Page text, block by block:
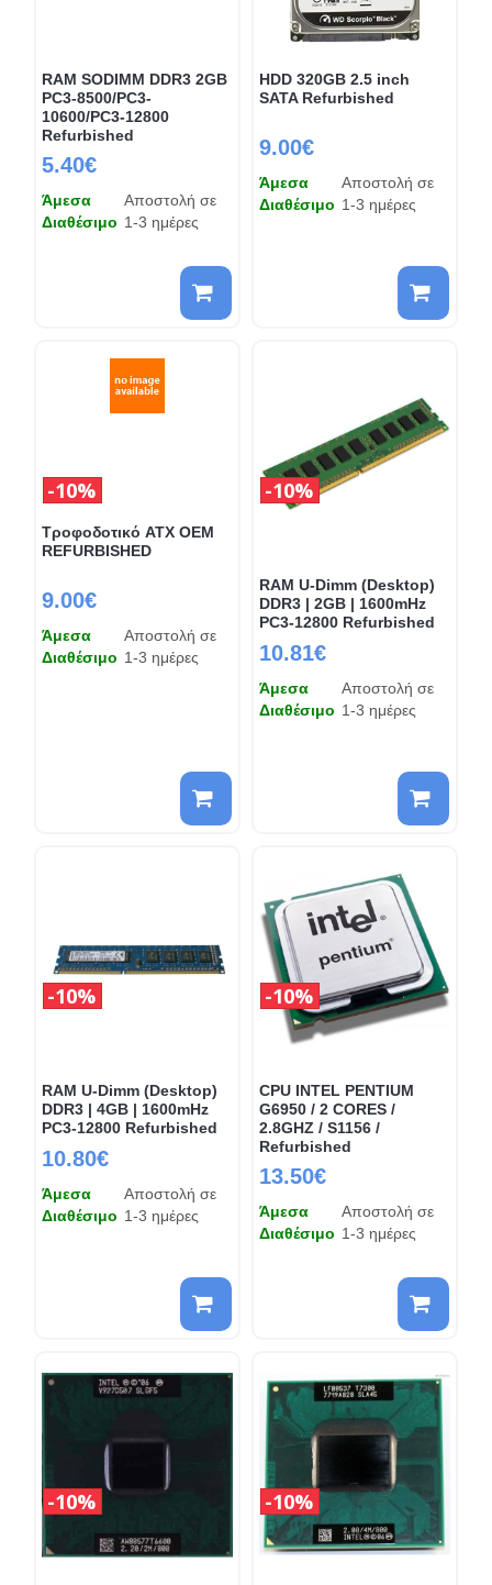
RAM SODIMM DDR3 2GB
PC3-8500/PC3-
10600/PC3-12800
Refurbished
5.40€
Άμεσα
Διαθέσιμο
Αποστολή σε
1-3 ημέρες
HDD 320GB 2.5 inch
SATA Refurbished
9.00€
Άμεσα
Διαθέσιμο
Αποστολή σε
1-3 ημέρες
Τροφοδοτικό ATX OEM
REFURBISHED
9.00€
10%
Άμεσα
Διαθέσιμο
Αποστολή σε
1-3 ημέρες
RAM U-Dimm (Desktop)
DDR3 | 2GB | 1600mHz
PC3-12800 Refurbished
10.81€
10%
Άμεσα
Διαθέσιμο
Αποστολή σε
1-3 ημέρες
RAM U-Dimm (Desktop)
DDR3 | 4GB | 1600mHz
PC3-12800 Refurbished
10.80€
10%
Άμεσα
Διαθέσιμο
Αποστολή σε
1-3 ημέρες
CPU INTEL PENTIUM
G6950 / 2 CORES /
2.8GHZ / S1156 /
Refurbished
13.50€
10%
Άμεσα
Διαθέσιμο
Αποστολή σε
1-3 ημέρες
10% 10%